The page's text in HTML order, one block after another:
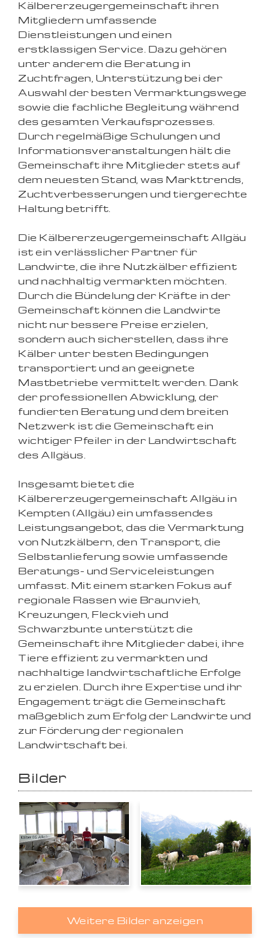
Kälbererzeugergemeinschaft ihren
Mitgliedern umfassende
Dienstleistungen und einen
erstklassigen Service. Dazu gehören
unter anderem die Beratung in
Zuchtfragen, Unterstützung bei der
Auswahl der besten Vermarktungswege
sowie die fachliche Begleitung während
des gesamten Verkaufsprozesses.
Durch regelmäßige Schulungen und
Informationsveranstaltungen hält die
Gemeinschaft ihre Mitglieder stets auf
dem neuesten Stand, was Markttrends,
Zuchtverbesserungen und tiergerechte
Haltung betrifft.
Die Kälbererzeugergemeinschaft Allgäu
ist ein verlässlicher Partner für
Landwirte, die ihre Nutzkälber effizient
und nachhaltig vermarkten möchten.
Durch die Bündelung der Kräfte in der
Gemeinschaft können die Landwirte
nicht nur bessere Preise erzielen,
sondern auch sicherstellen, dass ihre
Kälber unter besten Bedingungen
transportiert und an geeignete
Mastbetriebe vermittelt werden. Dank
der professionellen Abwicklung, der
fundierten Beratung und dem breiten
Netzwerk ist die Gemeinschaft ein
wichtiger Pfeiler in der Landwirtschaft
des Allgäus.
Insgesamt bietet die
Kälbererzeugergemeinschaft Allgäu in
Kempten (Allgäu) ein umfassendes
Leistungsangebot, das die Vermarktung
von Nutzkälbern, den Transport, die
Selbstanlieferung sowie umfassende
Beratungs- und Serviceleistungen
umfasst. Mit einem starken Fokus auf
regionale Rassen wie Braunvieh,
Kreuzungen, Fleckvieh und
Schwarzbunte unterstützt die
Gemeinschaft ihre Mitglieder dabei, ihre
Tiere effizient zu vermarkten und
nachhaltige landwirtschaftliche Erfolge
zu erzielen. Durch ihre Expertise und ihr
Engagement trägt die Gemeinschaft
maßgeblich zum Erfolg der Landwirte und
zur Förderung der regionalen
Landwirtschaft bei.
Bilder
Weitere Bilder anzeigen